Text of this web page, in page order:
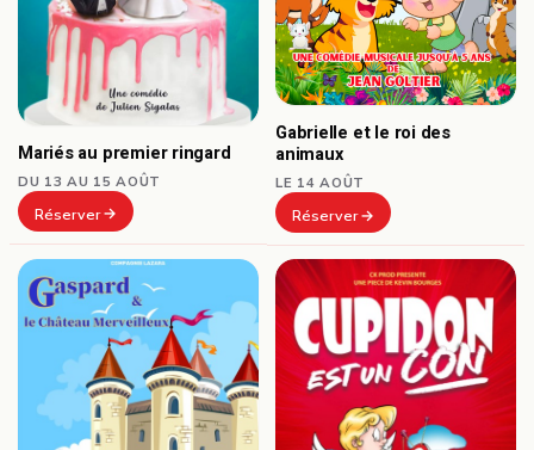
Mariés au premier ringard
DU 13 AU 15 AOÛT
Réserver
Gabrielle et le roi des
animaux
LE 14 AOÛT
Réserver